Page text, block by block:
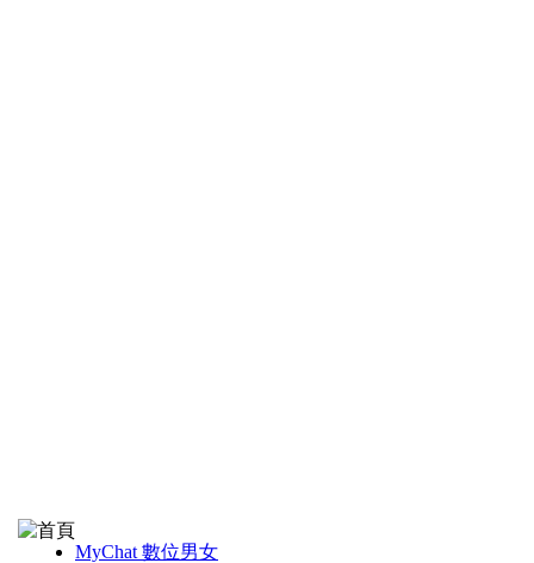
MyChat 數位男女